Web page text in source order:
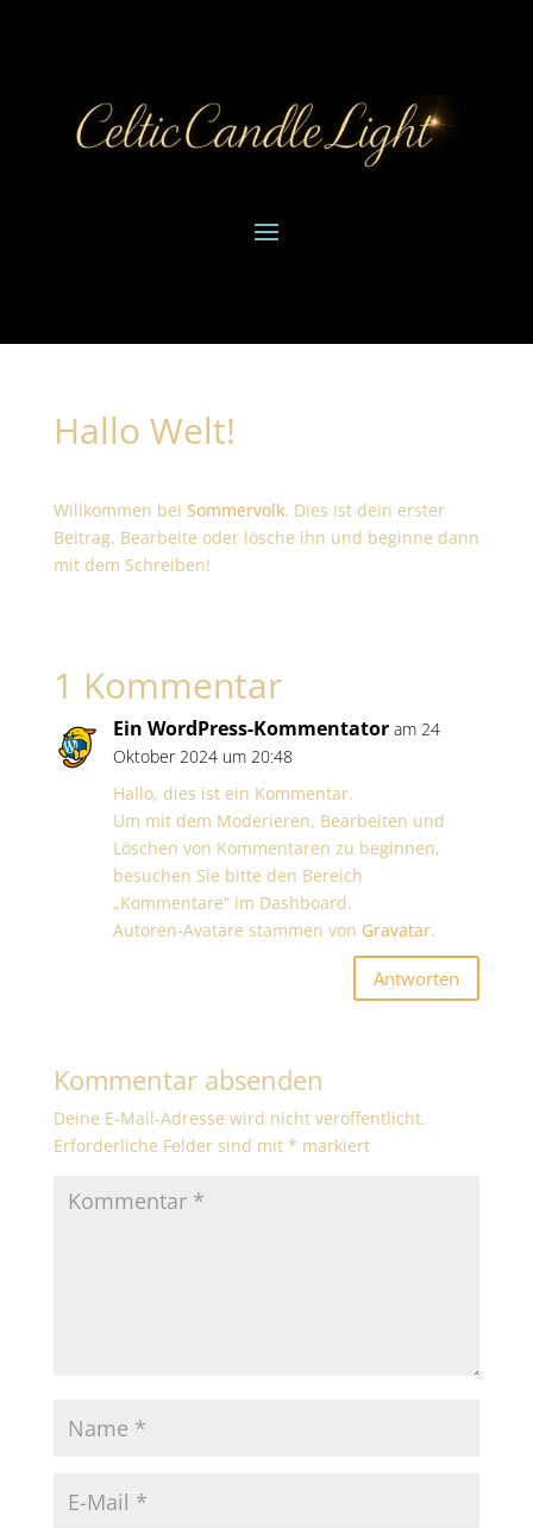
Hallo Welt!
Willkommen bei Sommervolk. Dies ist dein erster
Beitrag. Bearbeite oder lösche ihn und beginne dann
mit dem Schreiben!
1 Kommentar
Ein WordPress-Kommentator am 24
Oktober 2024 um 20:48
Hallo, dies ist ein Kommentar.
Um mit dem Moderieren, Bearbeiten und
Löschen von Kommentaren zu beginnen,
besuchen Sie bitte den Bereich
„Kommentare“ im Dashboard.
Autoren-Avatare stammen von Gravatar.
Antworten
Kommentar absenden
Deine E-Mail-Adresse wird nicht veröffentlicht.
Erforderliche Felder sind mit * markiert